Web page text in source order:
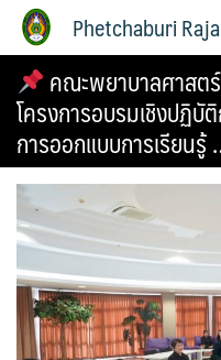
Phetchaburi
คณะพยาบาลศาสต
โครงการอบรมเชิงปฏิบั
การออกแบบการเรียนรู้